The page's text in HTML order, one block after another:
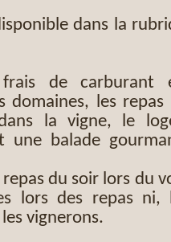
dans la
de carburant
domaines, les
la vigne, le
une balade
du soir lors du
lors des repas
vignerons.